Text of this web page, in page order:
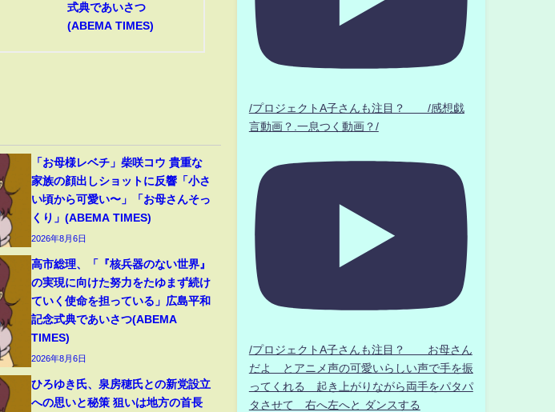
式典であいさつ
(ABEMA TIMES)
「お母様レベチ」柴咲コウ 貴重な
家族の顔出しショットに反響「小さ
い頃から可愛い〜」「お母さんそっ
くり」(ABEMA TIMES)
2026年8月6日
高市総理、「『核兵器のない世界』
の実現に向けた努力をたゆまず続け
ていく使命を担っている」広島平和
記念式典であいさつ(ABEMA
TIMES)
2026年8月6日
ひろゆき氏、泉房穂氏との新党設立
への思いと秘策 狙いは地方の首長
/プロジェクトA子さんも注目？ /感想戯
言動画？.一息つく動画？/
/プロジェクトA子さんも注目？ お母さん
だよ とアニメ声の可愛いらしい声で手を振
ってくれる 起き上がりながら両手をパタパ
タさせて 右へ左へと ダンスする